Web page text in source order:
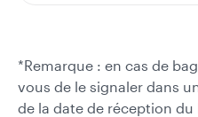
*Remarque : en cas de
vous de le signaler dans
de la date de réception du